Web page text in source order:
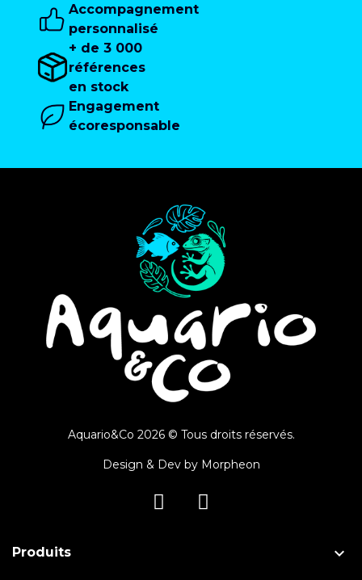
Accompagnement
personnalisé
+ de 3 000
références
en stock
Engagement
écoresponsable
Aquario&Co 2026 © Tous droits réservés.
Design & Dev by Morpheon
Produits 